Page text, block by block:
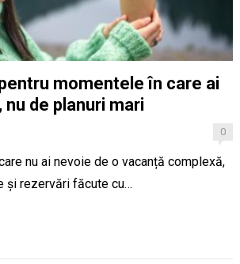
momentele în care ai
nu de planuri mari
0
nu ai nevoie de o vacanță complexă,
și rezervări făcute cu…